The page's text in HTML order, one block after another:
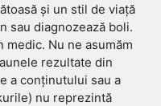
și un stil de viață
sau diagnozează boli.
Nu ne asumăm
rezultate din
a conținutului sau a
nu reprezintă